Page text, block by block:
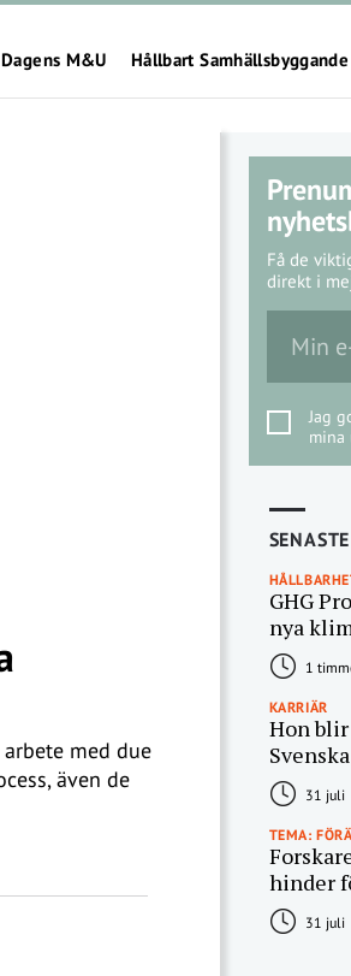
Dagens M&U Hållbart Samhällsbyggande
med due
även de
Få de
direkt i
Jag
GHG
nya
1
KARRIÄR
Hon
31 juli
TEMA:
hinder
31 juli